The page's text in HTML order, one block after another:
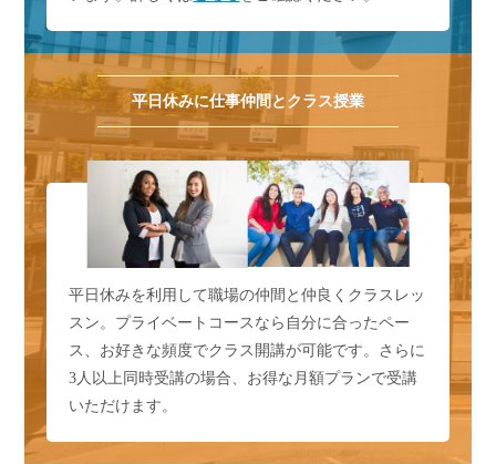
平日休みに仕事仲間とクラス授業
平日休みを利用して職場の仲間と仲良くクラスレッ
スン。プライベートコースなら自分に合ったペー
ス、お好きな頻度でクラス開講が可能です。さらに
3人以上同時受講の場合、お得な月額プランで受講
いただけます。